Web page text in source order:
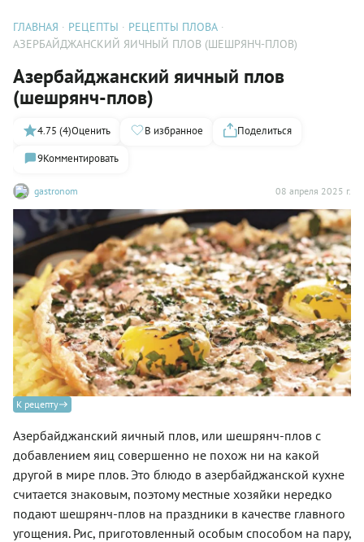
ГЛАВНАЯ РЕЦЕПТЫ
РЕЦЕПТЫ ПЛОВА
АЗЕРБАЙДЖАНСКИЙ ЯИЧНЫЙ ПЛОВ (ШЕШРЯНЧ-ПЛОВ)
Азербайджанский яичный плов
(шешрянч-плов)
gastronom 08 апреля 2025 г.
4.75 (4)Оценить В избранное
Поделиться
9Комментировать
К рецепту
Азербайджанский яичный плов, или шешрянч-плов с
добавлением яиц совершенно не похож ни на какой
другой в мире плов. Это блюдо в азербайджанской кухне
считается знаковым, поэтому местные хозяйки нередко
подают шешрянч-плов на праздники в качестве главного
угощения. Рис, приготовленный особым способом на пару,